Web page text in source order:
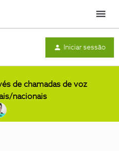
Menu
Iniciar sessão
de chamadas de voz
nacionais